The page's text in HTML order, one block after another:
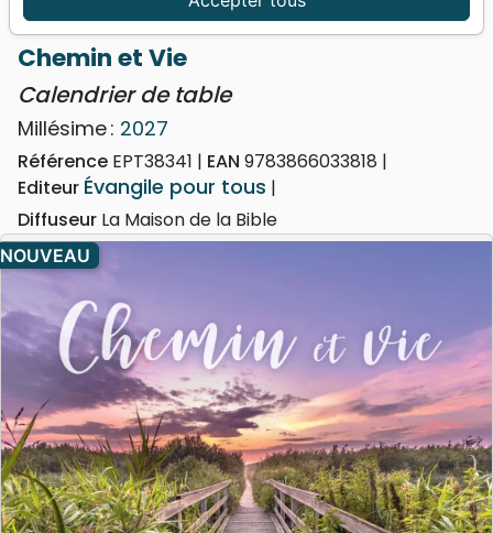
Chemin et Vie - Calendrier de table
Chemin et Vie
Calendrier de table
Millésime : 2027
Référence EPT38341 EAN 9783866033818
Editeur Évangile pour tous
Diffuseur La Maison de la Bible
NOUVEAU